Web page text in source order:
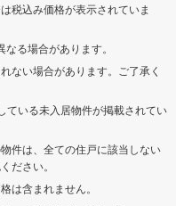
税込み価格が表示されていま
る場合があります。
ない場合があります。ご了承く
ている未入居物件が掲載されてい
件は、全ての住戸に該当しない
ださい。
は含まれません。